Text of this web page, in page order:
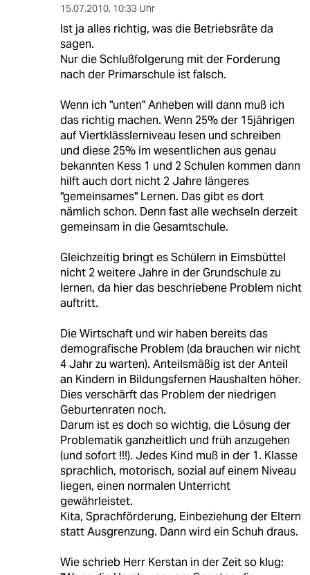
15.07.2010, 10:33 Uhr
Ist ja alles richtig, was die Betriebsräte da
sagen.
Nur die Schlußfolgerung mit der Forderung
nach der Primarschule ist falsch.
Wenn ich "unten" Anheben will dann muß ich
das richtig machen. Wenn 25% der 15jährigen
auf Viertklässlerniveau lesen und schreiben
und diese 25% im wesentlichen aus genau
bekannten Kess 1 und 2 Schulen kommen dann
hilft auch dort nicht 2 Jahre längeres
"gemeinsames" Lernen. Das gibt es dort
nämlich schon. Denn fast alle wechseln derzeit
gemeinsam in die Gesamtschule.
Gleichzeitig bringt es Schülern in Eimsbüttel
nicht 2 weitere Jahre in der Grundschule zu
lernen, da hier das beschriebene Problem nicht
auftritt.
Die Wirtschaft und wir haben bereits das
demografische Problem (da brauchen wir nicht
4 Jahr zu warten). Anteilsmäßig ist der Anteil
an Kindern in Bildungsfernen Haushalten höher.
Dies verschärft das Problem der niedrigen
Geburtenraten noch.
Darum ist es doch so wichtig, die Lösung der
Problematik ganzheitlich und früh anzugehen
(und sofort !!!). Jedes Kind muß in der 1. Klasse
sprachlich, motorisch, sozial auf einem Niveau
liegen, einen normalen Unterricht
gewährleistet.
Kita, Sprachförderung, Einbeziehung der Eltern
statt Ausgrenzung. Dann wird ein Schuh draus.
Wie schrieb Herr Kerstan in der Zeit so klug: